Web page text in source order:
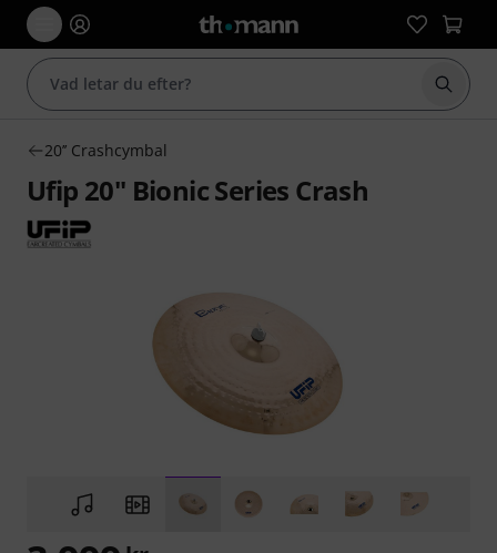
Börja
20’’ Crashcymbal
Ufip 20" Bionic Series Crash